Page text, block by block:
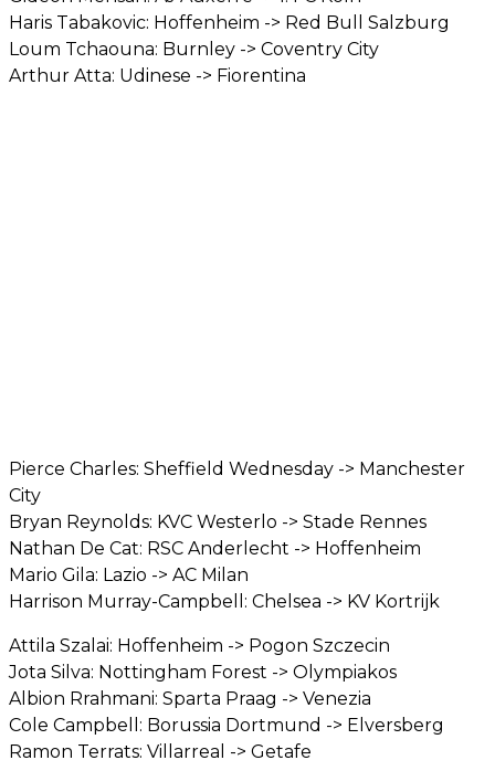
Haris Tabakovic: Hoffenheim -> Red Bull Salzburg
Loum Tchaouna: Burnley -> Coventry City
Arthur Atta: Udinese -> Fiorentina
Pierce Charles: Sheffield Wednesday -> Manchester
City
Bryan Reynolds: KVC Westerlo -> Stade Rennes
Nathan De Cat: RSC Anderlecht -> Hoffenheim
Mario Gila: Lazio -> AC Milan
Harrison Murray-Campbell: Chelsea -> KV Kortrijk
Attila Szalai: Hoffenheim -> Pogon Szczecin
Jota Silva: Nottingham Forest -> Olympiakos
Albion Rrahmani: Sparta Praag -> Venezia
Cole Campbell: Borussia Dortmund -> Elversberg
Ramon Terrats: Villarreal -> Getafe